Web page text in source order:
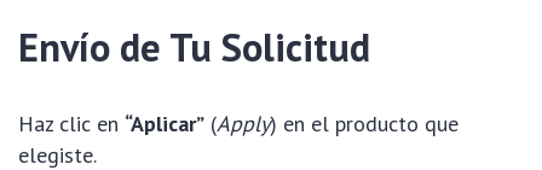
Envío de Tu Solicitud
Haz clic en “Aplicar” (Apply) en el producto que
elegiste.